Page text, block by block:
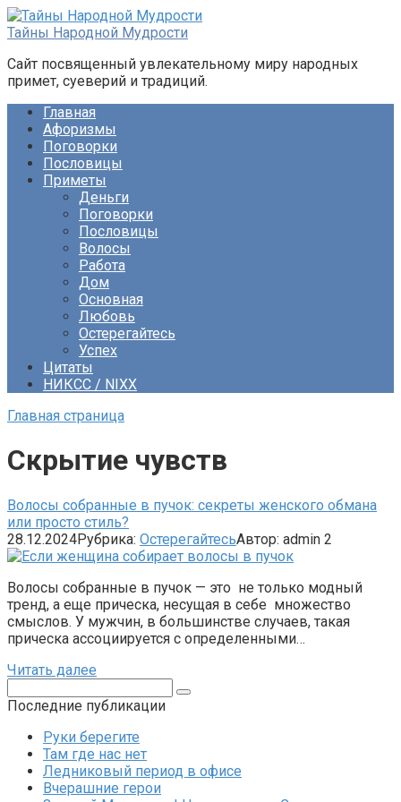
Перейти
к
Тайны Народной Мудрости
Сайт посвященный увлекательному миру народных
примет, суеверий и традиций.
Главная
Афоризмы
Поговорки
Пословицы
Приметы
Деньги
Поговорки
Пословицы
Волосы
Работа
Дом
Основная
Любовь
Остерегайтесь
Успех
Цитаты
НИКСС / NIXX
Главная страница
Скрытие чувств
Волосы собранные в пучок: секреты женского обмана
или просто стиль?
28.12.2024Рубрика: ОстерегайтесьАвтор: admin 2
Волосы собранные в пучок — это не только модный
тренд, а еще прическа, несущая в себе множество
смыслов. У мужчин, в большинстве случаев, такая
прическа ассоциируется с определенными…
Читать далее
Последние публикации
Руки берегите
Там где нас нет
Ледниковый период в офисе
Вчерашние герои